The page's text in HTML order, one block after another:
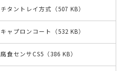
チタントレイ方式（507 KB）
キャプロンコート（532 KB）
腐食センサCS5（386 KB）